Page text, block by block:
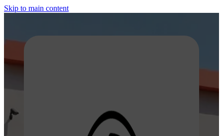
Skip to main content